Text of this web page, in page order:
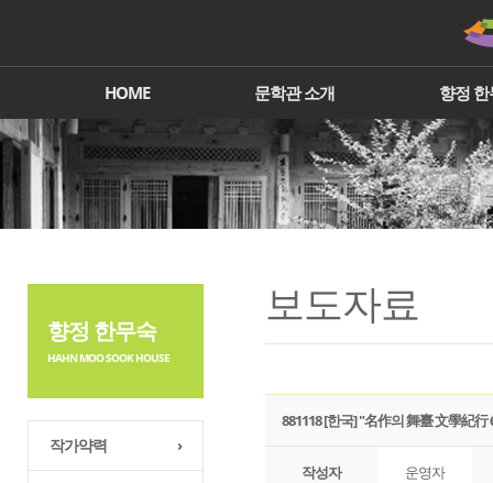
HOME 문학관 소개 향정
향정 한무숙
HAHN MOO SOOK HOUSE
작가약력 ›
보도자료
881118 [한국] "名作의 舞臺 文學紀行
작성자 운영자